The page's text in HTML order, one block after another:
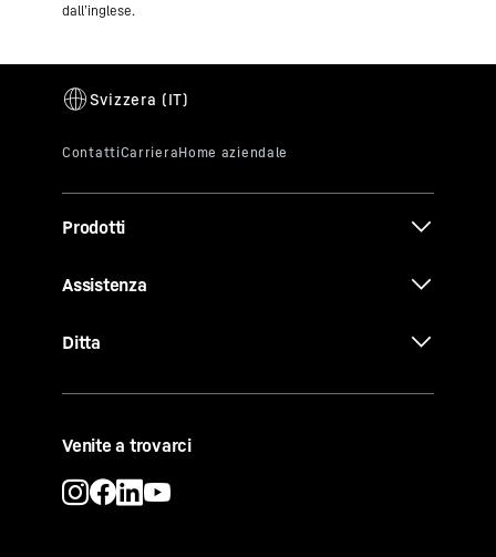
dall’inglese.
Prodotti
Assistenza
Ditta
Venite a trovarci